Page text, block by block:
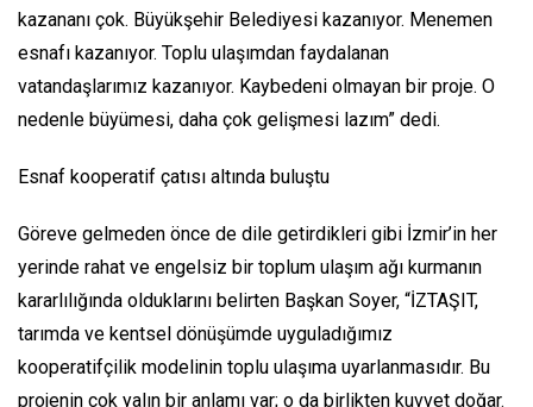
kazananı çok. Büyükşehir Belediyesi kazanıyor. Menemen
esnafı kazanıyor. Toplu ulaşımdan faydalanan
vatandaşlarımız kazanıyor. Kaybedeni olmayan bir proje. O
nedenle büyümesi, daha çok gelişmesi lazım” dedi.
Esnaf kooperatif çatısı altında buluştu
Göreve gelmeden önce de dile getirdikleri gibi İzmir’in her
yerinde rahat ve engelsiz bir toplum ulaşım ağı kurmanın
kararlılığında olduklarını belirten Başkan Soyer, “İZTAŞIT,
tarımda ve kentsel dönüşümde uyguladığımız
kooperatifçilik modelinin toplu ulaşıma uyarlanmasıdır. Bu
projenin çok yalın bir anlamı var; o da birlikten kuvvet doğar.